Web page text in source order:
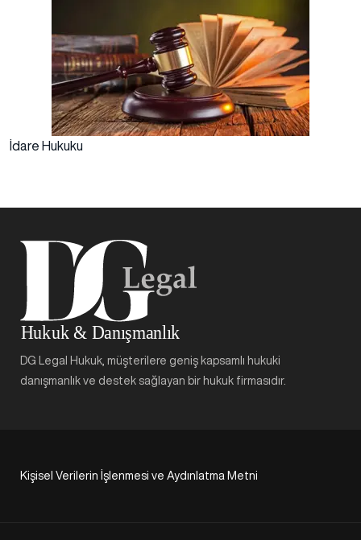
İdare Hukuku
DG Legal Hukuk, müşterilere geniş kapsamlı hukuki
danışmanlık ve destek sağlayan bir hukuk firmasıdır.
Kişisel Verilerin İşlenmesi ve Aydınlatma Metni